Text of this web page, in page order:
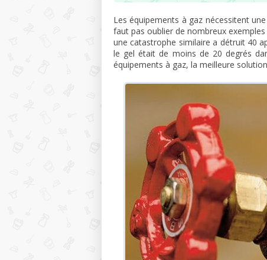
Les équipements à gaz nécessitent
faut pas oublier de nombreux
une catastrophe similaire a détruit 40
le gel était de moins de 20 degrés
équipements à gaz, la meilleure